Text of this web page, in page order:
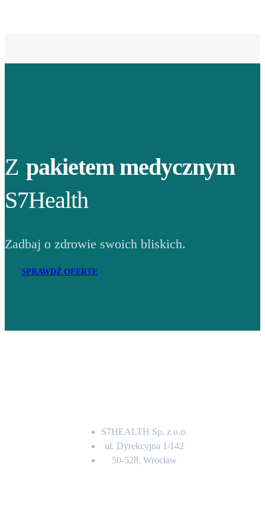
Z pakietem medycznym
S7Health
Zadbaj o zdrowie swoich bliskich.
SPRAWDŹ OFERTĘ
S7HEALTH Sp. z o.o.
ul. Dyrekcyjna 1/142
50-528, Wrocław